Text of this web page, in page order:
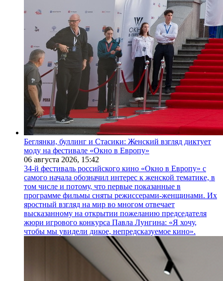
Беглянки, буллинг и Стасики: Женский взгляд диктует
моду на фестивале «Окно в Европу»
06 августа 2026, 15:42
34-й фестиваль российского кино «Окно в Европу» с
самого начала обозначил интерес к женской тематике, в
том числе и потому, что первые показанные в
программе фильмы сняты режиссерами-женщинами. Их
яростный взгляд на мир во многом отвечает
высказанному на открытии пожеланию председателя
жюри игрового конкурса Павла Лунгина: «Я хочу,
чтобы мы увидели дикое, непредсказуемое кино».